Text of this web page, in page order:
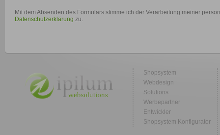
Mit dem Absenden des Formulars stimme ich der Verarbeitung meiner
Datenschutzerklärung zu.
Shopsystem
Webdesign
Solutions
Werbepartner
Entwickler
Shopsystem Konfigurator